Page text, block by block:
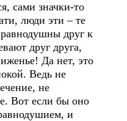
сами значки-то
люди эти – те
друг к
друг друга,
Да нет, это
Ведь не
не
Вот если бы оно
и